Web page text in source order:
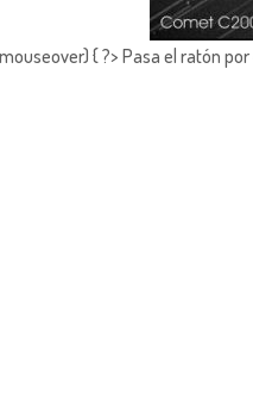
{ ?> Pasa el ratón